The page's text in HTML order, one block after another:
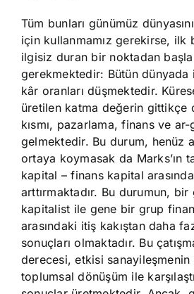
Tüm bunları günümüz
için kullanmamız gerekirse, ilk
ilgisiz duran bir noktadan
gerekmektedir: Bütün dünyada
kâr oranları düşmektedir.
üretilen katma değerin gittikçe
kısmı, pazarlama, finans ve
gelmektedir. Bu durum, henüz
ortaya koymasak da Marks’ın
kapital – finans kapital
arttırmaktadır. Bu durumun, bir
kapitalist ile gene bir grup
arasındaki itiş kakıştan daha
sonuçları olmaktadır. Bu
derecesi, etkisi
toplumsal dönüşüm ile